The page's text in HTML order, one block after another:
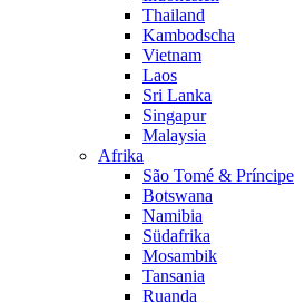
Thailand
Kambodscha
Vietnam
Laos
Sri Lanka
Singapur
Malaysia
Afrika
São Tomé & Príncipe
Botswana
Namibia
Südafrika
Mosambik
Tansania
Ruanda